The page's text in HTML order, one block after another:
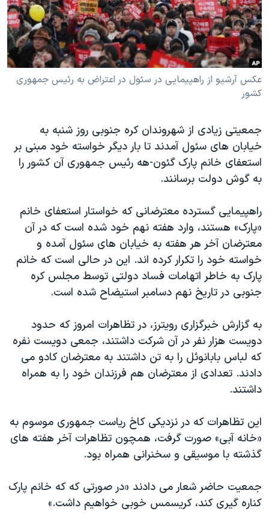
فرهنگ و زندگی
حقوق شهروندی
اقتصادی
علم و فناوری
اسرائیل در جنگ
آرشیو پخش زنده
مستندها
انتخابات ریاست جمهوری آمریکا ۲۰۲۴
حمله جمهوری اسلامی به اسرائیل
رمز مهسا
ورزش زنان در ایران
مجموعه مستندهای دادخواهی
تریبونال مردمی آبان ۹۸
دادگاه حمید نوری
چهل سال گروگان‌گیری
قانون شفافیت دارائی کادر رهبری ایران
اعتراضات مردمی آبان ۹۸
اسرائیل در جنگ
نرگس محمدی برنده جایزه نوبل صلح
صفحه‌های ویژه
سفر پرزیدنت ترامپ به چین
دنبال کنید
زبانهای مختلف
عکس آرشیو از راهپیمایی در سئول در اعتراض به رئیس جمهوری
کشور
جمعیتی زیادی از شهروندان کره جنوبی روز شنبه به
خیابان های سئول آمدند تا بار دیگر خواسته خود مبنی بر
استعفای خانم پارک گئون-هه رئیس جمهوری آن کشور را
به گوش دولت برسانند.
راهپیمایی گسترده معترضانی که خواستار استعفای خانم
«پارک» هستند، وارد هفته نهم خود شده است که در آن
معترضان آخر هر هفته به خیابان های سئول آمده و
خواسته خود را تکرار کرده اند. این در حالی است که خانم
پارک به خاطر اتهامات فساد دولتی توسط مجلس کره
جنوبی در تاریخ نهم دسامبر استیضاح شده است.
به گزارش خبرگزاری رویترز، در تظاهرات امروز که حدود
دویست هزار نفر در آن شرکت داشتند، جمعی دویست نفره
که لباس بابانوئل را به تن داشتند به معترضان کادو می
دادند. تعدادی از معترضان هم فرزندان خود را به همراه
داشتند.
این تظاهرات که در نزدیکی کاخ ریاست جمهوری موسوم به
«خانه آبی» صورت گرفت، همچون تظاهرات آخر هفته های
گذشته با موسیقی و سخنرانی همراه بود.
جمعیت حاضر شعار می دادند «در صورتی که که خانم پارک
کناره گیری کند، کریسمس خوبی خواهیم داشت.»